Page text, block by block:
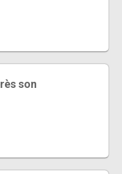
son